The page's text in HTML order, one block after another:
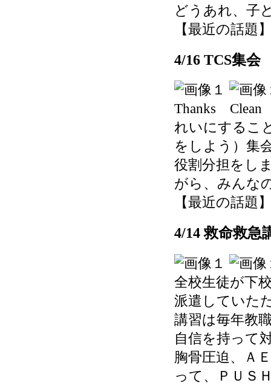
どうあれ、子
【最近の話題
4/16 TCS集会
Thanks Clean
れいにするこ
をしよう）集
役割分担をし
がら、みんな
【最近の話題
4/14 救命救急
全校生徒が下
派遣していた
講習は毎年教
自信を持って
胸骨圧迫、Ａ
って、ＰＵＳ